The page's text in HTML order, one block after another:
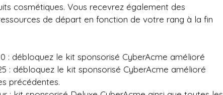
cosmétiques. Vous recevrez également des
de départ en fonction de votre rang à la fin
: débloquez le kit sponsorisé CyberAcme amélioré
: débloquez le kit sponsorisé CyberAcme amélioré
précédentes.